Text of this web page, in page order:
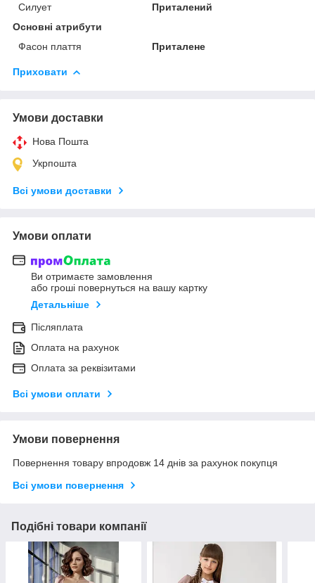
Силует
Приталений
Основні атрибути
Фасон плаття
Приталене
Приховати
Умови доставки
Нова Пошта
Укрпошта
Всі умови доставки
Умови оплати
Ви отримаєте замовлення
або гроші повернуться на вашу картку
Детальніше
Післяплата
Оплата на рахунок
Оплата за реквізитами
Всі умови оплати
Умови повернення
Повернення товару впродовж 14 днів за рахунок покупця
Всі умови повернення
Подібні товари компанії